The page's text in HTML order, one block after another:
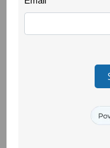
plástica para
problemas que as/os
sociaise medidas em
2016 – Início do trabalho
Trabalhar com
um processo de